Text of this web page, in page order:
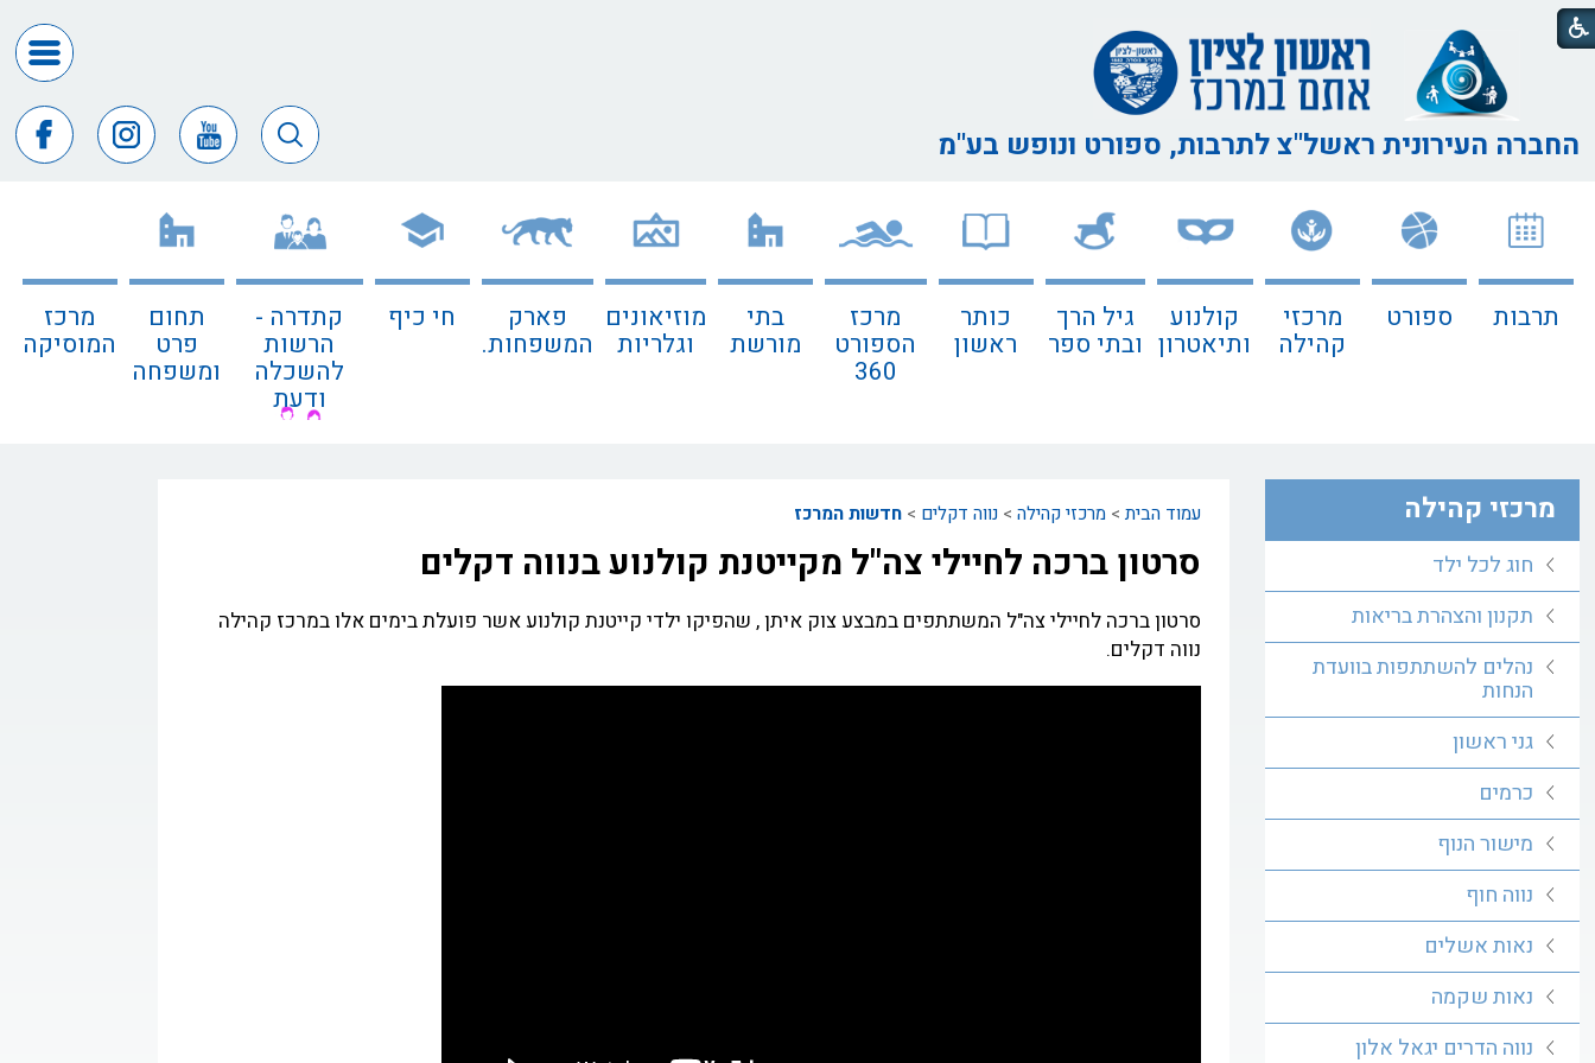
החברה העירונית ראשל"צלתרבות, ספורט ונופש בע"מ
חופש
המידע
העיר
דבר
המנכ"ל
תרבות ספורט מרכזי
קהילה
קולנוע
ותיאטרון
גיל הרך
ובתי ספר
כותר
ראשון
מרכז
הספורט
360
בתי
מורשת
מוזיאונים
וגלריות
פארק
המשפחות.
חי כיף קתדרה -
הרשות
להשכלה
ודעת
תחום
פרט
ומשפחה
מרכז
המוסיקה
עמוד הבית >מרכזי קהילה >נווה דקלים >חדשות המרכז
סרטון ברכה לחיילי צה"ל מקייטנת קולנוע בנווה דקלים
סרטון ברכה לחיילי צה"ל המשתתפים במבצע צוק איתן , שהפיקו ילדי קייטנת קולנוע אשר פועלת בימים אלו במרכז קהילה
נווה דקלים.
מרכזי קהילה
חוג לכל ילד
תקנון והצהרת בריאות
נהלים להשתתפות בוועדת
הנחות
גני ראשון
כרמים
מישור הנוף
נווה חוף
נאות אשלים
נאות שקמה
נווה הדרים יגאל אלון